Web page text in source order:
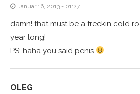
Januar 16, 2013 - 01:27
damn! that must be a freekin cold
year long!
PS: haha you said penis
OLEG